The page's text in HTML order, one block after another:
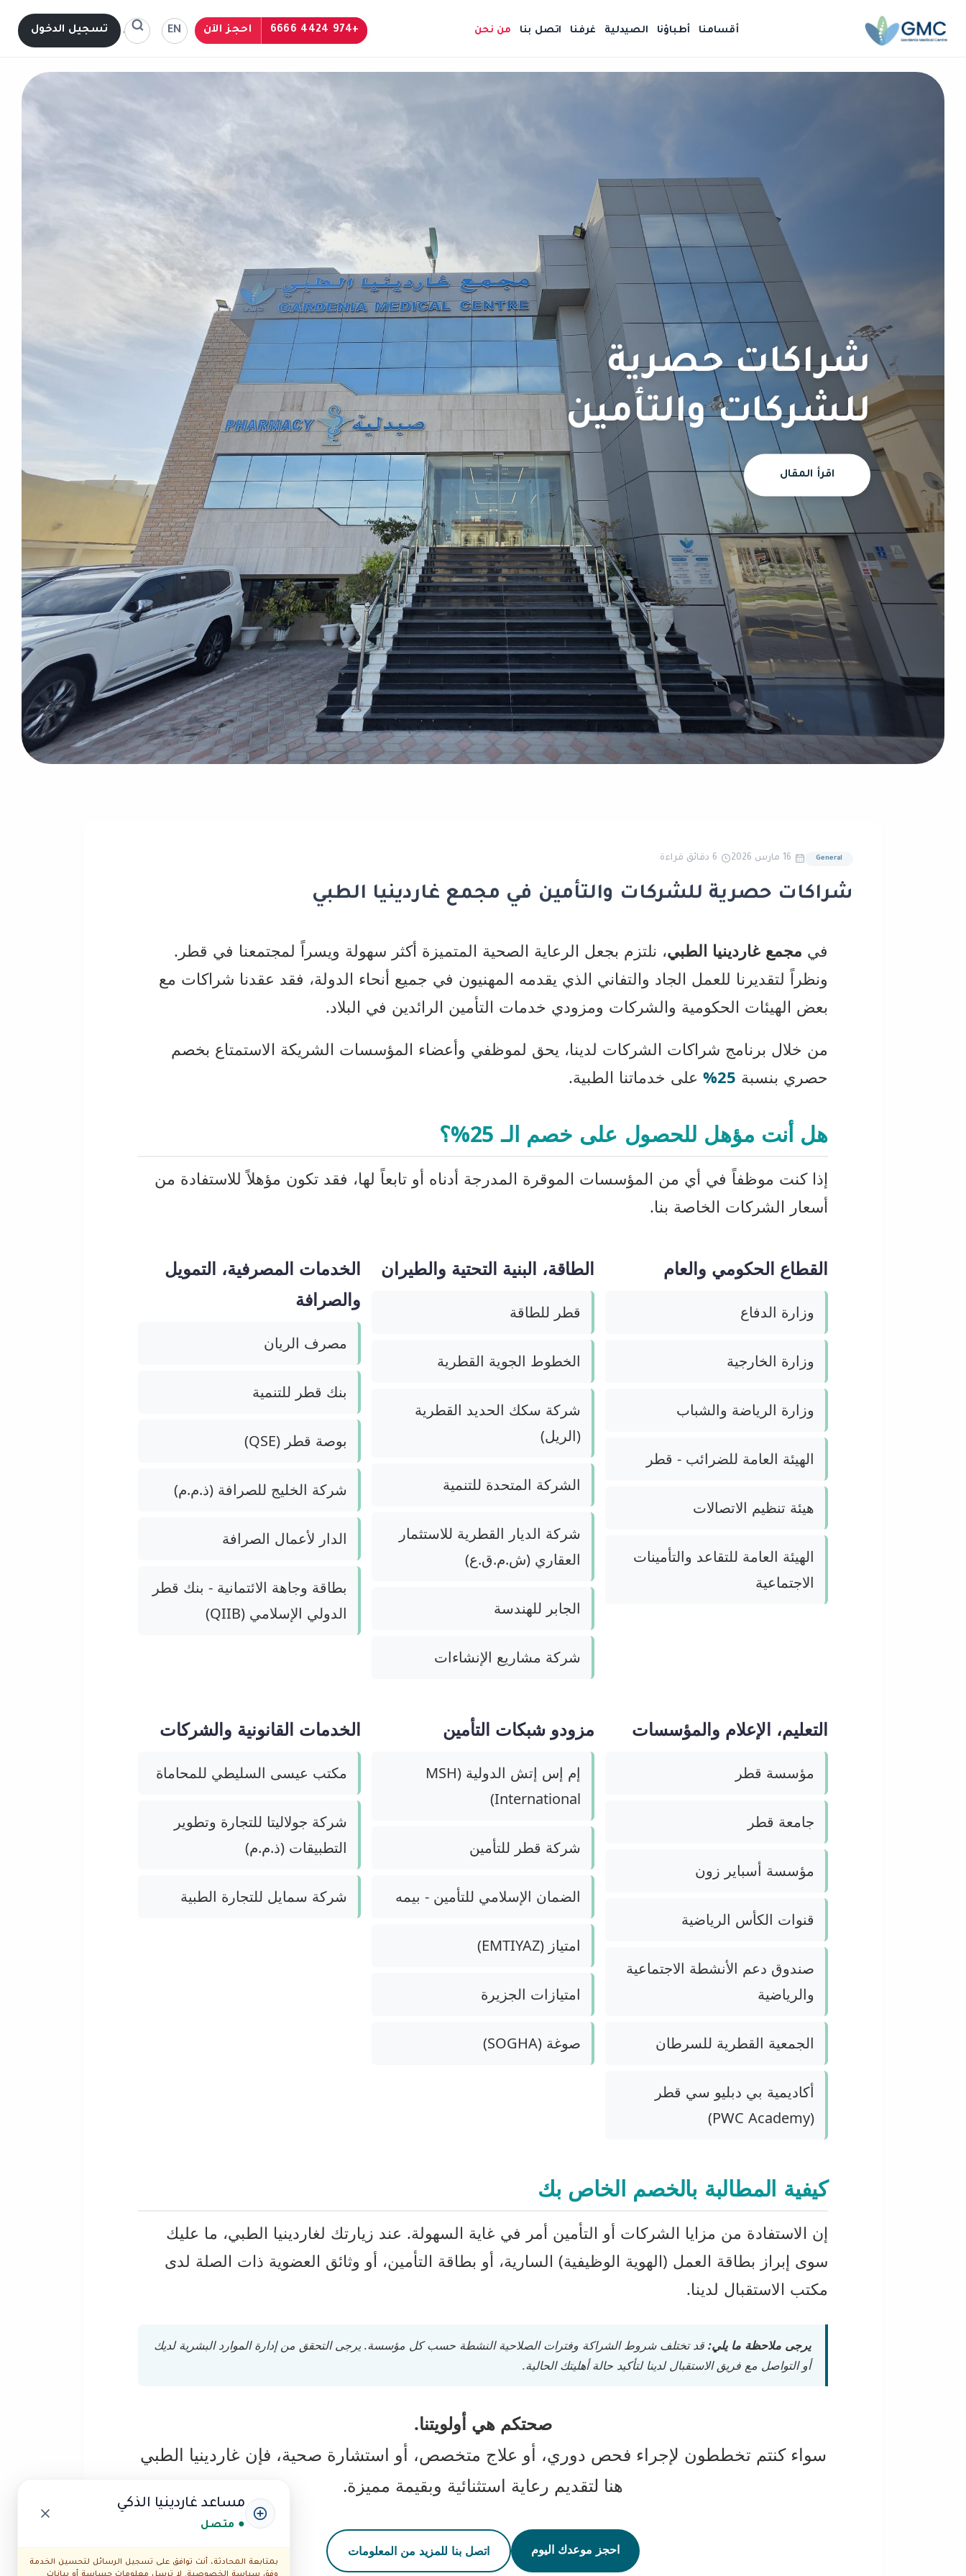
أقسامنا أطباؤنا الصيدلية غرفنا اتصل بنا من نحن +974 4424 6666 احجز الآن EN تسجيل الدخول
شراكات حصرية
للشركات والتأمين
اقرأ المقال
General 16 مارس 2026 6 دقائق قراءة
شراكات حصرية للشركات والتأمين في مجمع غاردينيا الطبي
في مجمع غاردينيا الطبي، نلتزم بجعل الرعاية الصحية المتميزة أكثر سهولة ويسراً لمجتمعنا في قطر.
ونظراً لتقديرنا للعمل الجاد والتفاني الذي يقدمه المهنيون في جميع أنحاء الدولة، فقد عقدنا شراكات مع
بعض الهيئات الحكومية والشركات ومزودي خدمات التأمين الرائدين في البلاد.
من خلال برنامج شراكات الشركات لدينا، يحق لموظفي وأعضاء المؤسسات الشريكة الاستمتاع بخصم
حصري بنسبة 25% على خدماتنا الطبية.
هل أنت مؤهل للحصول على خصم الـ 25%؟
إذا كنت موظفاً في أي من المؤسسات الموقرة المدرجة أدناه أو تابعاً لها، فقد تكون مؤهلاً للاستفادة من
أسعار الشركات الخاصة بنا.
القطاع الحكومي والعام
وزارة الدفاع
وزارة الخارجية
وزارة الرياضة والشباب
الهيئة العامة للضرائب - قطر
هيئة تنظيم الاتصالات
الهيئة العامة للتقاعد والتأمينات
الاجتماعية
الطاقة، البنية التحتية والطيران
قطر للطاقة
الخطوط الجوية القطرية
شركة سكك الحديد القطرية
(الريل)
الشركة المتحدة للتنمية
شركة الديار القطرية للاستثمار
العقاري (ش.م.ق.ع)
الجابر للهندسة
شركة مشاريع الإنشاءات
الخدمات المصرفية، التمويل
والصرافة
مصرف الريان
بنك قطر للتنمية
بوصة قطر (QSE)
شركة الخليج للصرافة (ذ.م.م)
الدار لأعمال الصرافة
بطاقة وجاهة الائتمانية - بنك قطر
الدولي الإسلامي (QIIB)
التعليم، الإعلام والمؤسسات
مؤسسة قطر
جامعة قطر
مؤسسة أسباير زون
قنوات الكأس الرياضية
صندوق دعم الأنشطة الاجتماعية
والرياضية
الجمعية القطرية للسرطان
أكاديمية بي دبليو سي قطر
(PWC Academy)
مزودو شبكات التأمين
إم إس إتش الدولية (MSH
International)
شركة قطر للتأمين
الضمان الإسلامي للتأمين - بيمه
امتياز (EMTIYAZ)
امتيازات الجزيرة
صوغة (SOGHA)
الخدمات القانونية والشركات
مكتب عيسى السليطي للمحاماة
شركة جولاليتا للتجارة وتطوير
التطبيقات (ذ.م.م)
شركة سمايل للتجارة الطبية
كيفية المطالبة بالخصم الخاص بك
إن الاستفادة من مزايا الشركات أو التأمين أمر في غاية السهولة. عند زيارتك لغاردينيا الطبي، ما عليك
سوى إبراز بطاقة العمل (الهوية الوظيفية) السارية، أو بطاقة التأمين، أو وثائق العضوية ذات الصلة لدى
مكتب الاستقبال لدينا.
يرجى ملاحظة ما يلي: قد تختلف شروط الشراكة وفترات الصلاحية النشطة حسب كل مؤسسة. يرجى التحقق من إدارة الموارد البشرية لديك
أو التواصل مع فريق الاستقبال لدينا لتأكيد حالة أهليتك الحالية.
صحتكم هي أولويتنا.
سواء كنتم تخططون لإجراء فحص دوري، أو علاج متخصص، أو استشارة صحية، فإن غاردينيا الطبي
هنا لتقديم رعاية استثنائية وبقيمة مميزة.
احجز موعدك اليوم اتصل بنا للمزيد من المعلومات
مساعد غاردينيا الذكي
● متصل
بمتابعة المحادثة، أنت توافق على تسجيل الرسائل لتحسين الخدمة